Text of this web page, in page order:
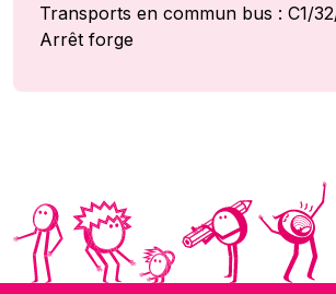
Transports en commun bus : C1/
Arrêt forge